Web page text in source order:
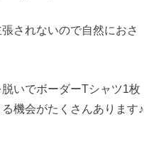
されないので自然におさ
いでボーダーTシャツ1枚
機会がたくさんあります♪